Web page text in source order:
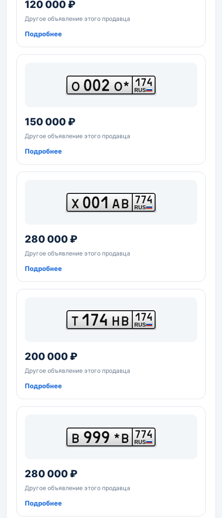
120 000 ₽
Другое объявление этого продавца
Подробнее
О 002 О* 174
RUS
150 000 ₽
Другое объявление этого продавца
Подробнее
Х 001 АВ 774
RUS
280 000 ₽
Другое объявление этого продавца
Подробнее
Т 174 НВ 174
RUS
200 000 ₽
Другое объявление этого продавца
Подробнее
В 999 *В 774
RUS
280 000 ₽
Другое объявление этого продавца
Подробнее